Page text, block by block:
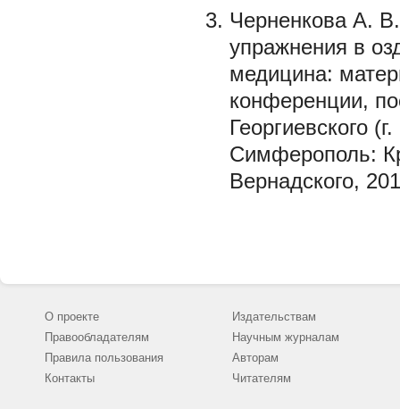
Черненкова А.
упражнения в
медицина:
конференции,
Георгиевского
Симферополь:
Вернадского,
О проекте
Правообладателям
Правила пользования
Контакты
Издательствам
Научным журналам
Авторам
Читателям